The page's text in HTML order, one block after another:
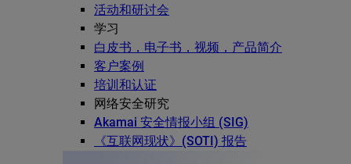
活动和研讨会
学习
白皮书，电子书，视频，产品简介
客户案例
培训和认证
网络安全研究
Akamai 安全情报小组 (SIG)
《互联网现状》(SOTI) 报告